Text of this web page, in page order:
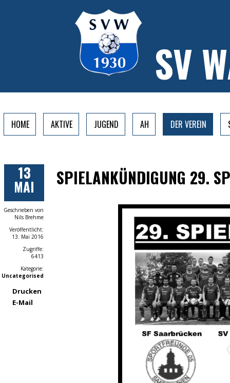
SV
HOME AKTIVE JUGEND AH DER VEREIN
13
MAI
Geschrieben von
Nils Brehme
Veröffentlicht:
13. Mai 2016
Zugriffe:
6413
Kategorie:
Uncategorised
Drucken
E-Mail
SPIELANKÜNDIGUNG 29.